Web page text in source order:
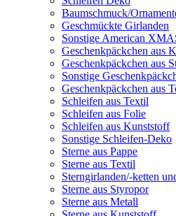
Baumschmuck/
Geschmückte Girlanden
Sonstige American
Geschenkpäckchen aus
Geschenkpäckchen aus
Sonstige
Geschenkpäckchen aus
Schleifen aus Textil
Schleifen aus Folie
Schleifen aus Kunststoff
Sonstige Schleifen-Deko
Sterne aus Pappe
Sterne aus Textil
Sterngirlanden/-ketten
Sterne aus Styropor
Sterne aus Metall